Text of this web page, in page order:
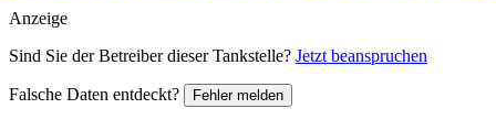
Anzeige
Sind Sie der Betreiber dieser Tankstelle? Jetzt beanspruchen
Falsche Daten entdeckt? Fehler melden